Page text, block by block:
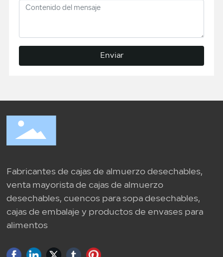
Enviar
Fabricantes de cajas de almuerzo desechables,
venta mayorista de cajas de almuerzo
desechables, cuencos para sopa desechables,
cajas de embalaje y productos de envases para
alimentos